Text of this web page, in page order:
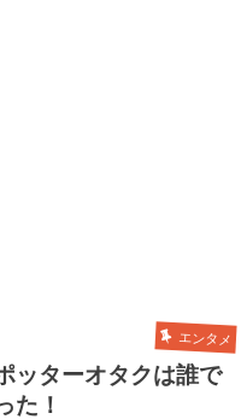
エンタメ
ッターオタクは誰で
た！